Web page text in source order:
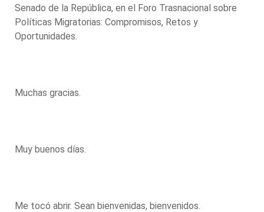
Senado de la República, en el Foro Trasnacional sobre
Políticas Migratorias: Compromisos, Retos y
Oportunidades.
Muchas gracias.
Muy buenos días.
Me tocó abrir. Sean bienvenidas, bienvenidos.